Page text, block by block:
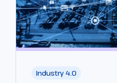
Industry 4.0